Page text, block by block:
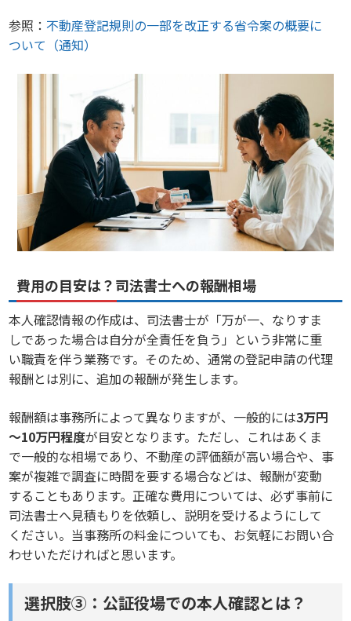
参照： 不動産登記規則の一部を改正する省令案の概要に
ついて（通知）
費用の目安は？司法書士への報酬相場
本人確認情報の作成は、司法書士が「万が一、なりすま
しであった場合は自分が全責任を負う」という非常に重
い職責を伴う業務です。そのため、通常の登記申請の代理
報酬とは別に、追加の報酬が発生します。
報酬額は事務所によって異なりますが、一般的には3万円
～10万円程度が目安となります。ただし、これはあくま
で一般的な相場であり、不動産の評価額が高い場合や、事
案が複雑で調査に時間を要する場合などは、報酬が変動
することもあります。正確な費用については、必ず事前に
司法書士へ見積もりを依頼し、説明を受けるようにして
ください。当事務所の料金についても、お気軽にお問い合
わせいただければと思います。
選択肢③：公証役場での本人確認とは？